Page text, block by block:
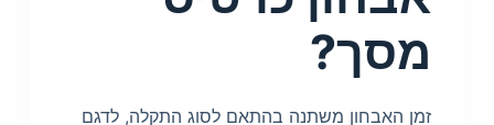
מסך?
זמן האבחון משתנה בהתאם לסוג התקלה, לדגם